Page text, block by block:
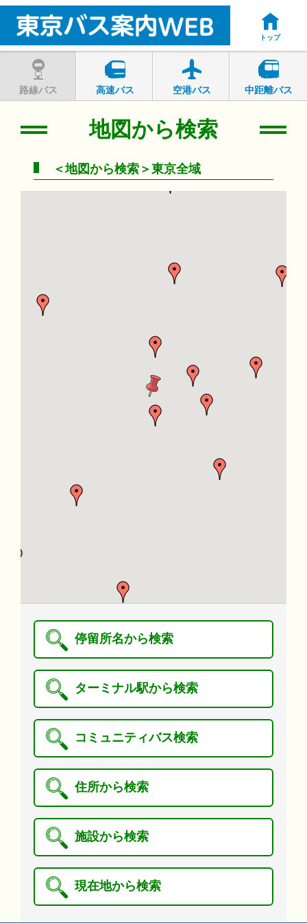
トップ
路線バス 高速バス 空港バス 中距離バス
地図から検索
＜地図から検索＞東京全域
停留所名から検索
ターミナル駅から検索
コミュニティバス検索
住所から検索
施設から検索
現在地から検索